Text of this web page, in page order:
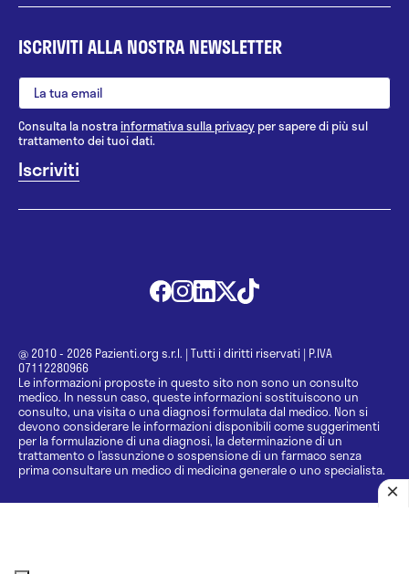
ISCRIVITI ALLA NOSTRA NEWSLETTER
Consulta la nostrainformativa sulla privacy per sapere di più sul
trattamento dei tuoi dati.
@ 2010 - 2026 Pazienti.org s.r.l. | Tutti i diritti riservati | P.IVA
07112280966
Le informazioni proposte in questo sito non sono un consulto
medico. In nessun caso, queste informazioni sostituiscono un
consulto, una visita o una diagnosi formulata dal medico. Non si
devono considerare le informazioni disponibili come suggerimenti
per la formulazione di una diagnosi, la determinazione di un
trattamento o l’assunzione o sospensione di un farmaco senza
prima consultare un medico di medicina generale o uno specialista.